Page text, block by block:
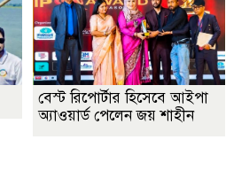
বেস্ট রিপোর্টার হিসেবে আইপা
অ্যাওয়ার্ড পেলেন জয় শাহীন